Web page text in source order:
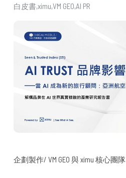
白皮書 ximu VM GEO AI PR
企劃製作/ VM GEO 與 ximu 核心團隊